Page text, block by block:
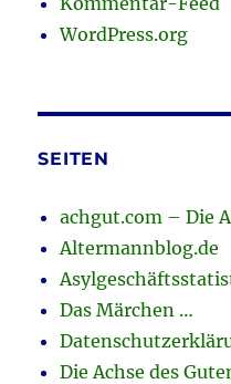
WordPress.org
SEITEN
achgut.com – Die
Altermannblog.de
Das Märchen …
Die Achse des